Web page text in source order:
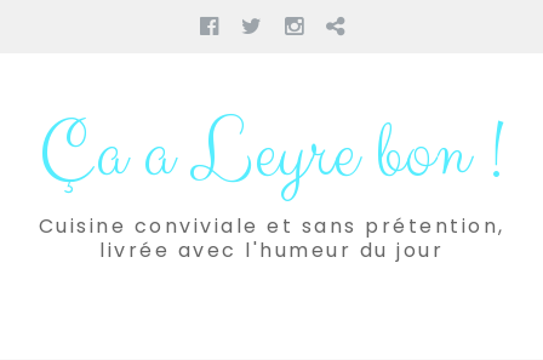
Facebook
TwitterInstagram
Pinterest
contenuÇa a Leyre bon !
Cuisine conviviale et sans prétention,
livrée avec l'humeur du jour